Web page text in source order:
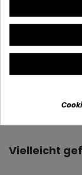
# Smart off 30
Vielleicht